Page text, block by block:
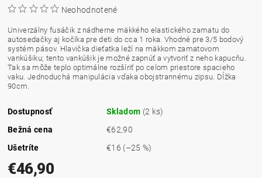
Neohodnotené
Univerzálny fusáčik z nádherne mäkkého elastického zamatu do
autosedačky aj kočíka pre deti do cca 1 roka. Vhodné pre 3/5 bodový
systém pásov. Hlavička dieťatka leží na mäkkom zamatovom
vankúšiku; tento vankúšik je možné zapnúť a vytvoriť z neho kapucňu.
Tak sa môže teplo optimálne rozšíriť po celom priestore spacieho
vaku. Jednoduchá manipulácia vďaka obojstrannému zipsu. Dĺžka
90cm.
Dostupnosť Skladom (2 ks)
Bežná cena
€62,90
Ušetríte
€16 (–25 %)
€46,90